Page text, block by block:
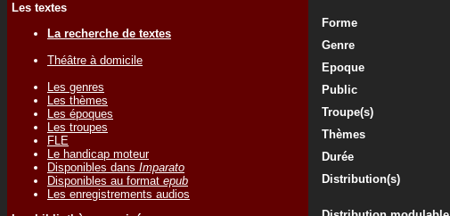
Les textes
La recherche de textes
Théâtre à domicile
Les genres
Les thèmes
Les époques
Les troupes
FLE
Le handicap moteur
Disponibles dans Imparato
Disponibles au format epub
Les enregistrements audios
Forme
Genre
Epoque
Public
Troupe(s)
Thèmes
Durée
Distribution(s)